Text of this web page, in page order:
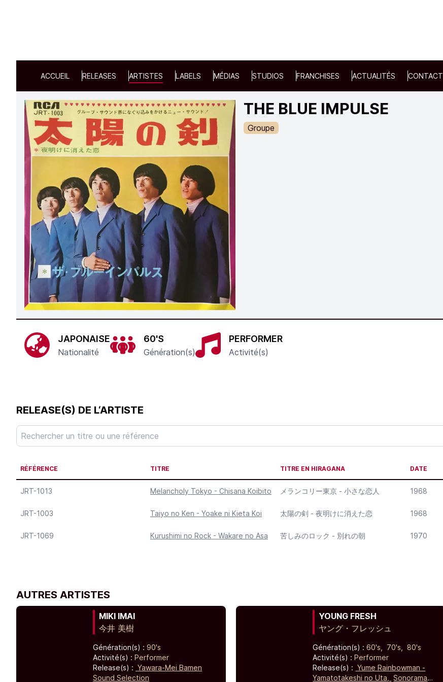
ACCUEIL RELEASES ARTISTES LABELS MÉDIAS STUDIOS FRANCHISES ACTUALITÉS CONTACT
THE BLUE IMPULSE
Groupe
JAPONAISE
Nationalité
60'S
Génération(s)
PERFORMER
Activité(s)
RELEASE(S) DE L‘ARTISTE
RÉFÉRENCE TITRE TITRE EN HIRAGANA DATE
JRT-1013 Melancholy Tokyo - Chisana Koibito メランコリー東京 - 小さな恋人 1968
JRT-1003 Taiyo no Ken - Yoake ni Kieta Koi 太陽の剣 - 夜明けに消えた恋 1968
JRT-1069 Kurushimi no Rock - Wakare no Asa 苦しみのロック - 別れの朝 1970
AUTRES ARTISTES
MIKI IMAI
今井 美樹
Génération(s) : 90's
Activité(s) : Performer
Release(s) : Yawara-Mei Bamen
Sound Selection
YOUNG FRESH
ヤング・フレッシュ
Génération(s) : 60's, 70's,
80's
Activité(s) : Performer
Release(s) : Yume Rainbowman -
Yamatotakeshi no Uta,
Sonorama